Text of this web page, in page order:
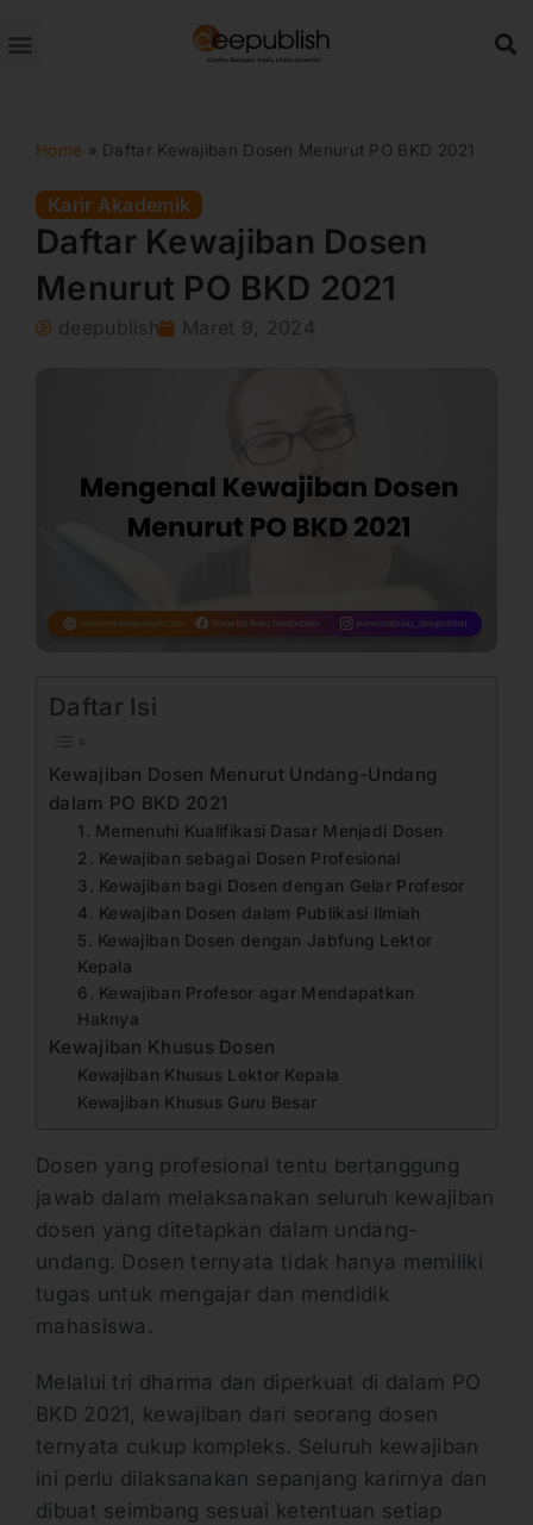
ke
Home » Daftar Kewajiban Dosen Menurut PO BKD 2021
Karir Akademik
Daftar Kewajiban Dosen
Menurut PO BKD 2021
deepublish Maret 9, 2024
Daftar Isi
Kewajiban Dosen Menurut Undang-Undang
dalam PO BKD 2021
1. Memenuhi Kualifikasi Dasar Menjadi Dosen
2. Kewajiban sebagai Dosen Profesional
3. Kewajiban bagi Dosen dengan Gelar Profesor
4. Kewajiban Dosen dalam Publikasi Ilmiah
5. Kewajiban Dosen dengan Jabfung Lektor
Kepala
6. Kewajiban Profesor agar Mendapatkan
Haknya
Kewajiban Khusus Dosen
Kewajiban Khusus Lektor Kepala
Kewajiban Khusus Guru Besar
Dosen yang profesional tentu bertanggung
jawab dalam melaksanakan seluruh kewajiban
dosen yang ditetapkan dalam undang-
undang. Dosen ternyata tidak hanya memiliki
tugas untuk mengajar dan mendidik
mahasiswa.
Melalui tri dharma dan diperkuat di dalam PO
BKD 2021, kewajiban dari seorang dosen
ternyata cukup kompleks. Seluruh kewajiban
ini perlu dilaksanakan sepanjang karirnya dan
dibuat seimbang sesuai ketentuan setiap